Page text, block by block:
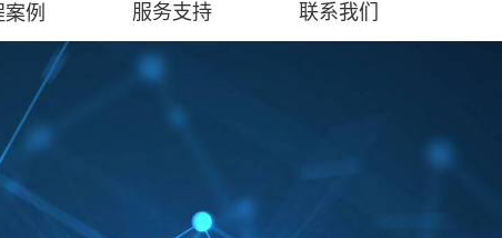
例 服务支持 联系我们